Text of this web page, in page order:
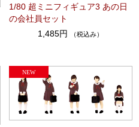
1/80 超ミニフィギュア3 あの日
の会社員セット
1,485円
（税込み）